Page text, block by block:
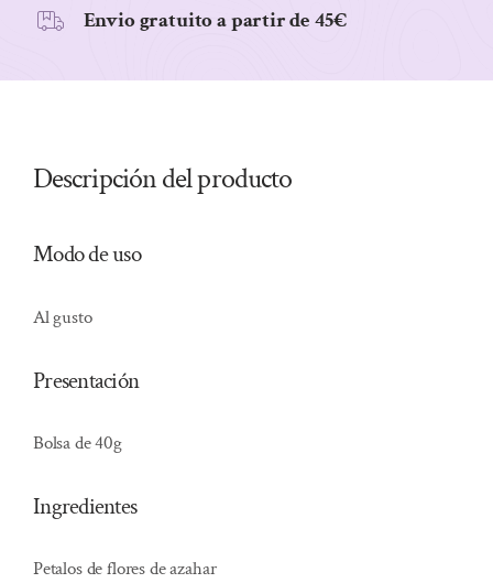
Envio gratuito a partir de 45€
Descripción del producto
Modo de uso
Al gusto
Presentación
Bolsa de 40g
Ingredientes
Petalos de flores de azahar